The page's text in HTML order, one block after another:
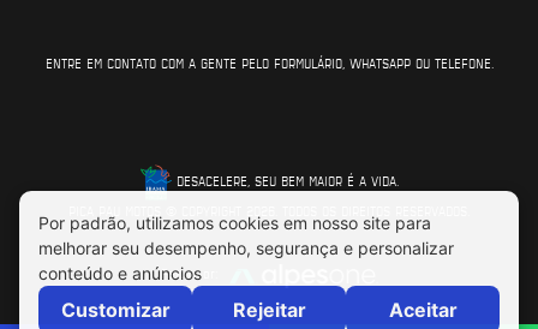
ENTRE EM CONTATO COM A GENTE PELO FORMULÁRIO, WHATSAPP OU TELEFONE.
DESACELERE, SEU BEM MAIOR É A VIDA.
Feito por: